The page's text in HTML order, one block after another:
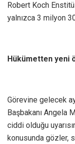
Robert Koch
yalnızca 3 milyon
Hükümetten yeni
Görevine gelecek
Başbakanı Angela
ciddi olduğu
konusunda gözler,